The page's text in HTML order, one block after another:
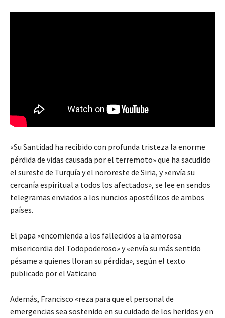
«Su Santidad ha recibido con profunda tristeza la enorme
pérdida de vidas causada por el terremoto» que ha sacudido
el sureste de Turquía y el nororeste de Siria, y «envía su
cercanía espiritual a todos los afectados», se lee en sendos
telegramas enviados a los nuncios apostólicos de ambos
países.
El papa «encomienda a los fallecidos a la amorosa
misericordia del Todopoderoso» y «envía su más sentido
pésame a quienes lloran su pérdida», según el texto
publicado por el Vaticano
Además, Francisco «reza para que el personal de
emergencias sea sostenido en su cuidado de los heridos y en